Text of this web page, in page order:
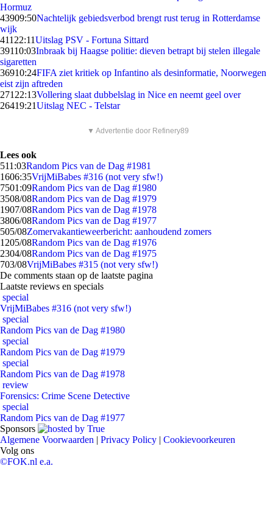
Hormuz
43909:50Nachtelijk gebiedsverbod brengt rust terug in Rotterdamse
wijk
411 22:11Uitslag PSV - Fortuna Sittard
39110:03Inbraak bij Haagse politie: dieven betrapt bij stelen illegale
sigaretten
36910:24FIFA ziet kritiek op Infantino als desinformatie, Noorwegen
eist zijn aftreden
271 22:13Vollering slaat dubbelslag in Nice en neemt geel over
26419:21Uitslag NEC - Telstar
▼ Advertentie door Refinery89
Lees ook
511:03Random Pics van de Dag #1981
1606:35VrijMiBabes #316 (not very sfw!)
7501:09Random Pics van de Dag #1980
3508/08Random Pics van de Dag #1979
1907/08Random Pics van de Dag #1978
3806/08Random Pics van de Dag #1977
505/08Zomervakantieweerbericht: aanhoudend zomers
1205/08Random Pics van de Dag #1976
2304/08Random Pics van de Dag #1975
703/08VrijMiBabes #315 (not very sfw!)
De comments staan op de laatste pagina
Laatste reviews en specials
special
VrijMiBabes #316 (not very sfw!)
special
Random Pics van de Dag #1980
special
Random Pics van de Dag #1979
special
Random Pics van de Dag #1978
review
Forensics: Crime Scene Detective
special
Random Pics van de Dag #1977
Sponsors
Algemene Voorwaarden | Privacy Policy | Cookievoorkeuren
Volg ons
©FOK.nl e.a.